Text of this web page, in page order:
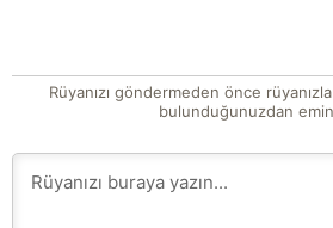
Rüyanızı göndermeden önce
bulunduğunuzdan